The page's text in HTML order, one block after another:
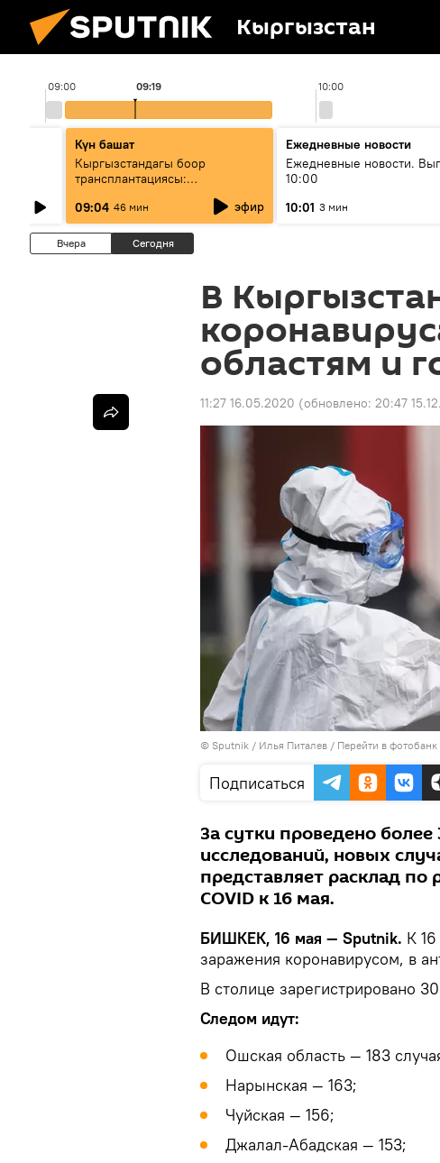
Кыргызстан
09:00 10:00
09:19
Күн башат
Кыргызстандагы боор
трансплантациясы:
жетишкендиктер жана өнүгүү
келечеги
09:04 46 мин эфир
Ежедневные новости
Ежедневные новости.
10:00
10:01 3 мин
Вчера Сегодня
В
областям и
11:27 16.05.2020 (обновлено: 20:47
© Sputnik / Илья Питалев / Перейти в фотобанк
Подписаться
За сутки проведено
исследований, новых
представляет расклад по
COVID к 16 мая.
БИШКЕК, 16 мая — Sputnik. К
заражения коронавирусом, в
В столице зарегистрировано
Следом идут:
Ошская область — 183
Нарынская — 163;
Чуйская — 156;
Джалал-Абадская — 153;